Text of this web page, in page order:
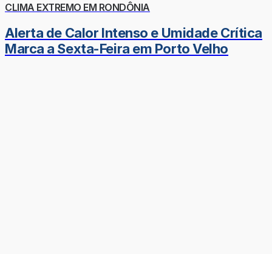
CLIMA EXTREMO EM RONDÔNIA
Alerta de Calor Intenso e Umidade Crítica
Marca a Sexta-Feira em Porto Velho